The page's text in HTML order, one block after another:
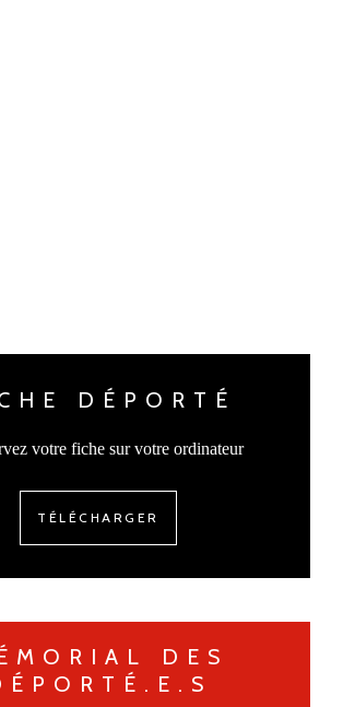
DÉPORTÉ
votre fiche sur votre ordinateur
TÉLÉCHARGER
DES